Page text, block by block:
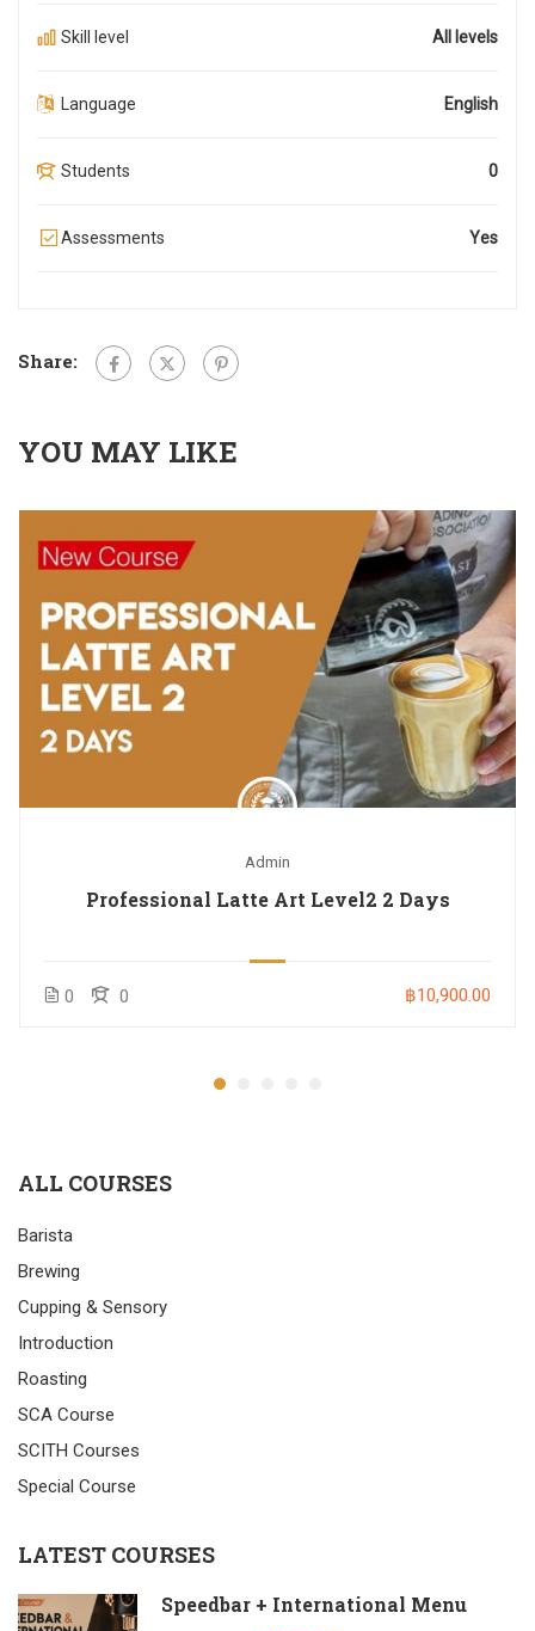
Skill level All levels
Language English
Students 0
Assessments Yes
Share:
YOU MAY LIKE
Admin
Professional Latte Art Level2 2 Days
0 0 ฿10,900.00
ALL COURSES
Barista
Brewing
Cupping & Sensory
Introduction
Roasting
SCA Course
SCITH Courses
Special Course
LATEST COURSES
Speedbar + International Menu